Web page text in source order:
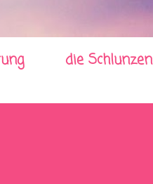
die Schlunzen